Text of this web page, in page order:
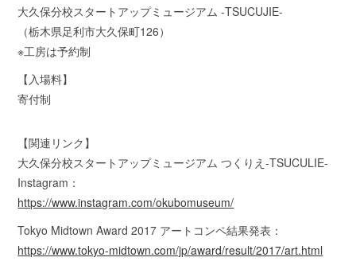
大久保分校スタートアップミュージアム -TSUCUJIE-
（栃木県足利市大久保町126）
※工房は予約制
【入場料】
寄付制
【関連リンク】
大久保分校スタートアップミュージアム つくりえ-TSUCULIE-
Instagram：
https://www.instagram.com/okubomuseum/
Tokyo Midtown Award 2017 アートコンペ結果発表：
https://www.tokyo-midtown.com/jp/award/result/2017/art.html